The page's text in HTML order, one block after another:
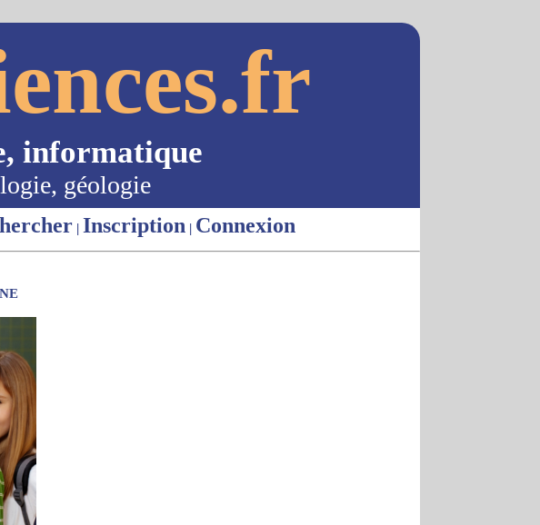
informatique
géologie
| Inscription | Connexion